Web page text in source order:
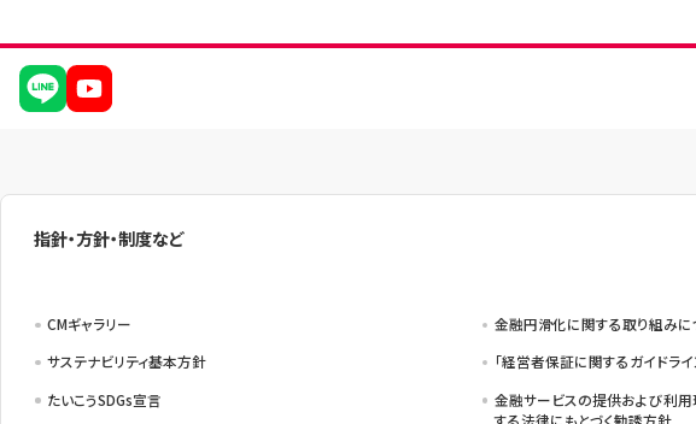
指針・方針・制度など
CMギャラリー
サステナビリティ基本方針
たいこうSDGs宣言
金融円滑化に関する取り組みに
「経営者保証に関するガイドラ
金融サービスの提供および利
する法律にもとづく勧誘方針